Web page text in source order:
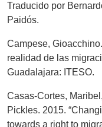
Traducido por
Paidós.
Campese,
realidad de las
Guadalajara: ITESO.
Casas-Cortes,
Pickles. 2015.
towards a right to